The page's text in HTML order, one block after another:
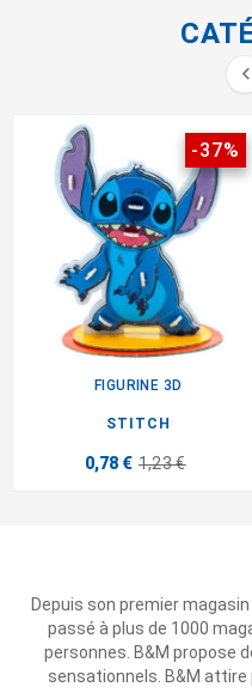

-37%
FIGURINE 3D
STITCH
0,78 € 1,23 €
Depuis son premier
passé à plus de 1000
personnes. B&M propose
sensationnels. B&M attire